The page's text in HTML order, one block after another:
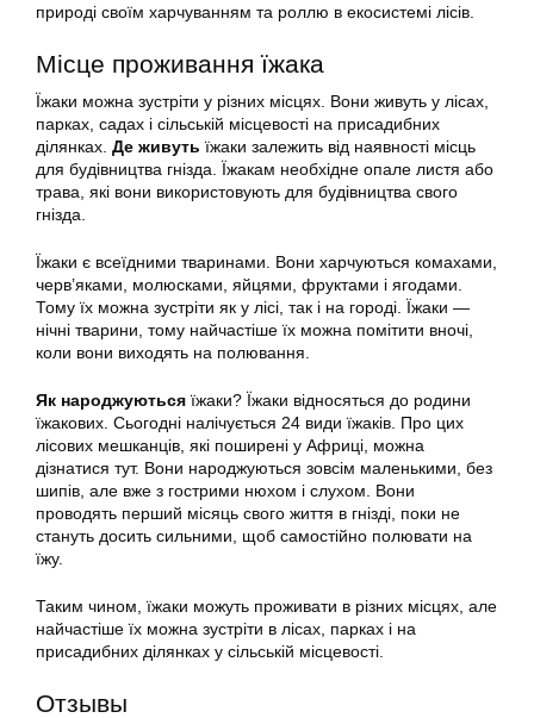
природі своїм харчуванням та роллю в екосистемі лісів.
Місце проживання їжака
Їжаки можна зустріти у різних місцях. Вони живуть у лісах,
парках, садах і сільській місцевості на присадибних
ділянках. Де живуть їжаки залежить від наявності місць
для будівництва гнізда. Їжакам необхідне опале листя або
трава, які вони використовують для будівництва свого
гнізда.
Їжаки є всеїдними тваринами. Вони харчуються комахами,
черв’яками, молюсками, яйцями, фруктами і ягодами.
Тому їх можна зустріти як у лісі, так і на городі. Їжаки —
нічні тварини, тому найчастіше їх можна помітити вночі,
коли вони виходять на полювання.
Як народжуються їжаки? Їжаки відносяться до родини
їжакових. Сьогодні налічується 24 види їжаків. Про цих
лісових мешканців, які поширені у Африці, можна
дізнатися тут. Вони народжуються зовсім маленькими, без
шипів, але вже з гострими нюхом і слухом. Вони
проводять перший місяць свого життя в гнізді, поки не
стануть досить сильними, щоб самостійно полювати на
їжу.
Таким чином, їжаки можуть проживати в різних місцях, але
найчастіше їх можна зустріти в лісах, парках і на
присадибних ділянках у сільській місцевості.
Отзывы